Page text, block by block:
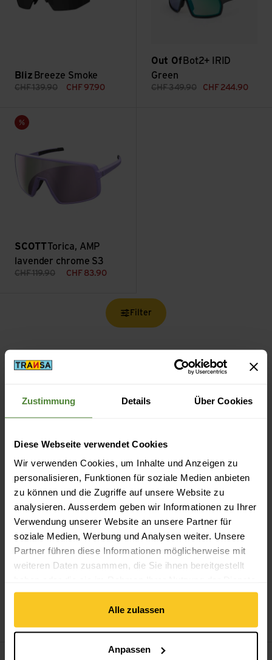
Zustimmung Details Über Cookies
Diese Webseite verwendet Cookies
Wir verwenden Cookies, um Inhalte und Anzeigen zu
personalisieren, Funktionen für soziale Medien anbieten
zu können und die Zugriffe auf unsere Website zu
analysieren. Ausserdem geben wir Informationen zu Ihrer
Verwendung unserer Website an unsere Partner für
soziale Medien, Werbung und Analysen weiter. Unsere
Partner führen diese Informationen möglicherweise mit
weiteren Daten zusammen, die Sie ihnen bereitgestellt
gesammelt haben.
Alle zulassen
Anpassen
Bliz Breeze Smoke
CHF139.90 CHF 97.90
Out Of Bot2+ IRID
Green
CHF349.90 CHF 244.90
Sale
SCOTTTorica, AMP
lavender chrome S3
CHF119.90 CHF 83.90
Torica, AMP lavender chrome S3 ansehen
Filter
Kostenloser Versand ab CHF 99
(Mit der
Sicheres Bezahlen mit Twint, Kreditkarte und mehr.